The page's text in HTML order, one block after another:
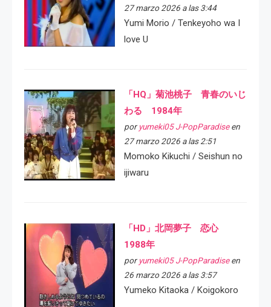
27 marzo 2026 a las 3:44
Yumi Morio / Tenkeyoho wa I
love U
「HQ」菊池桃子 青春のいじ
わる 1984年
por yumeki05 J-PopParadiseen
27 marzo 2026 a las 2:51
Momoko Kikuchi / Seishun no
ijiwaru
「HD」北岡夢子 恋心
1988年
por yumeki05 J-PopParadiseen
26 marzo 2026 a las 3:57
Yumeko Kitaoka / Koigokoro